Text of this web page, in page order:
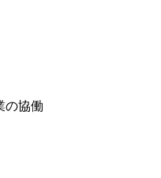
の協働